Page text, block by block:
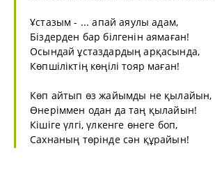
Ұстазым - ... апай аяулы адам,
Біздерден бар білгенін аямаған!
Осындай ұстаздардың арқасында,
Көпшіліктің көңілі тояр маған!
Көп айтып өз жайымды не қылайын,
Өнеріммен одан да таң қылайын!
Кішіге үлгі, үлкенге өнеге боп,
Сахнаның төрінде сән құрайын!